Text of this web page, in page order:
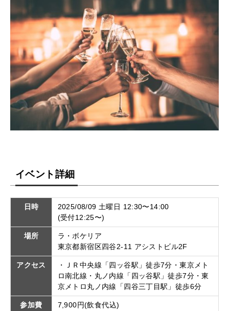
イベント詳細
日時
2025/08/09 土曜日 12:30〜14:00
(受付12:25〜)
場所
ラ・ボケリア
東京都新宿区四谷2-11 アシストビル2F
アクセス
・ＪＲ中央線「四ッ谷駅」徒歩7分・東京メト
ロ南北線・丸ノ内線「四ッ谷駅」徒歩7分・東
京メトロ丸ノ内線「四谷三丁目駅」徒歩6分
参加費
7,900円(飲食代込)